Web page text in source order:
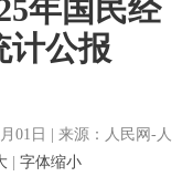
年国民经
计公报
01日 | 来源：人民网-人
| 字体缩小